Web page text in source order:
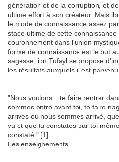
génération et de la corruption, et
ultime effort à son créateur. Mais
le mode de connaissance assez
stade ultime de cette
couronnement dans l'union
forme de connaissance est le but
sagesse, ibn Tufayl se propose
les résultats auxquels il est parvenu:
"Nous voulons... te faire rentrer
sommes entré avant toi, te faire
arrives où nous sommes arrivé,
vu et que tu constates par toi-
constaté." [1]
Les enseignements